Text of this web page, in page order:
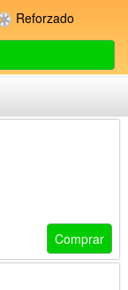
Reforzado
Comprar